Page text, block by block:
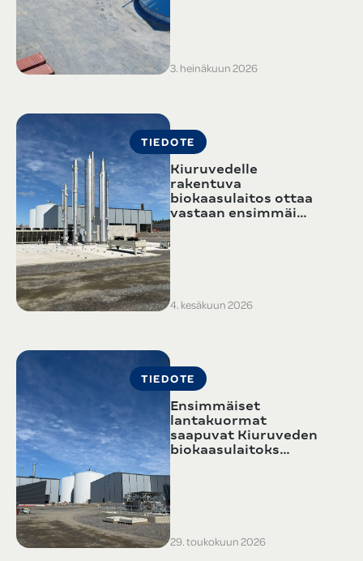
3. heinäkuun 2026
TIEDOTE
Kiuruvedelle
rakentuva
biokaasulaitos ottaa
vastaan ensimmäi…
4. kesäkuun 2026
TIEDOTE
Ensimmäiset
lantakuormat
saapuvat Kiuruveden
biokaasulaitoks…
29. toukokuun 2026